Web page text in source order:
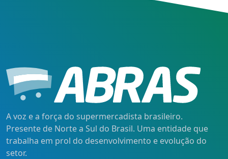
A voz e a força do supermercadista brasileiro.
Presente de Norte a Sul do Brasil. Uma entidade que
trabalha em prol do desenvolvimento e evolução do
setor.